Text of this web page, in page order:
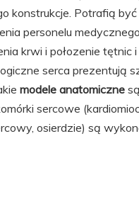
konstrukcje. Potrafią
personelu medycznego.
krwi i połozenie tętnic i
serca prezentują
modele anatomiczne
sercowe
osierdzie) są